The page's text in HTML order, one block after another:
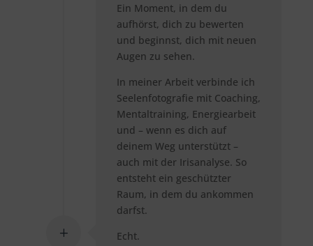
Ein Moment, in dem du
aufhörst, dich zu bewerten
und beginnst, dich mit neuen
Augen zu sehen.
In meiner Arbeit verbinde ich
Seelenfotografie mit Coaching,
Mentaltraining, Energiearbeit
und – wenn es dich auf
deinem Weg unterstützt –
auch mit der Irisanalyse. So
entsteht ein geschützter
Raum, in dem du ankommen
darfst.
Echt.